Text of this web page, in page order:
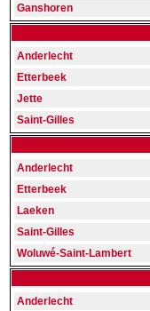
Ganshoren
Anderlecht
Etterbeek
Jette
Saint-Gilles
Anderlecht
Etterbeek
Laeken
Saint-Gilles
Woluwé-Saint-Lambert
Anderlecht